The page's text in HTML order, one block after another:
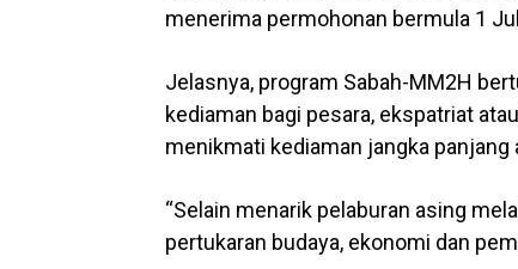
menerima permohonan bermula 1
Jelasnya, program Sabah-MM2H
kediaman bagi pesara, ekspatriat
menikmati kediaman jangka
“Selain menarik pelaburan asing
pertukaran budaya, ekonomi dan